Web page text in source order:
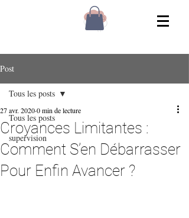
Post
Tous les posts
supervision
Tous les posts
Croyances Limitantes :
Comment S’en Débarrasser
Pour Enfin Avancer ?
27 avr. 20200 min de lecture